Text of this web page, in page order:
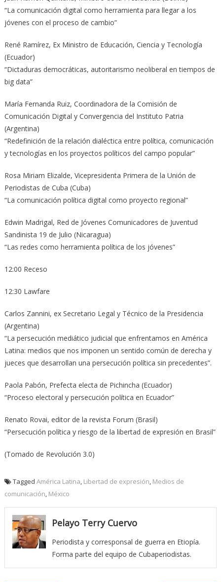
“La comunicación digital como herramienta para llegar a los
jóvenes con el proceso de cambio”
René Ramírez, Ex Ministro de Educación, Ciencia y Tecnología
(Ecuador)
“Dictaduras democráticas, autoritarismo neoliberal en tiempos de
big data”
María Fernanda Ruiz, Coordinadora de la Comisión de
Comunicación Digital y Convergencia del Instituto Patria
(Argentina)
“Redefinición de la relación dialéctica entre política, comunicación
y tecnologías en los proyectos políticos del campo popular”
Rosa Miriam Elizalde, Vicepresidenta Primera de la Unión de
Periodistas de Cuba (Cuba)
“La comunicación política digital como proyecto regional”
Edwin Madrigal, Red de Jóvenes Comunicadores de Juventud
Sandinista 19 de Julio (Nicaragua)
“Las redes como herramienta política de los jóvenes”
12:00 Receso
12:30 Lawfare
Carlos Zannini, ex Secretario Legal y Técnico de la Presidencia
(Argentina)
“La persecución mediático judicial que enfrentamos en América
Latina: medios que nos imponen un sentido común de derecha y
jueces que desarrollan una persecución política sin precedentes”.
Paola Pabón, Prefecta electa de Pichincha (Ecuador)
“Proceso electoral y persecución política en Ecuador”
Renato Rovai, editor de la revista Forum (Brasil)
“Persecución política y riesgo de la libertad de expresión en Brasil”
(Tomado de Revolución 3.0)
Tagged América Latina, Libertad de expresión, Medios de
comunicación, México
Pelayo Terry Cuervo
Periodista y corresponsal de guerra en Etiopía.
Forma parte del equipo de Cubaperiodistas.